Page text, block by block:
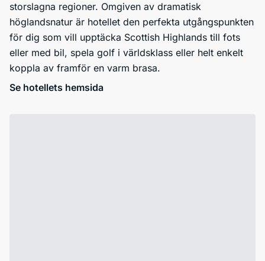
storslagna regioner. Omgiven av dramatisk
höglandsnatur är hotellet den perfekta utgångspunkten
för dig som vill upptäcka Scottish Highlands till fots
eller med bil, spela golf i världsklass eller helt enkelt
koppla av framför en varm brasa.
Se hotellets hemsida